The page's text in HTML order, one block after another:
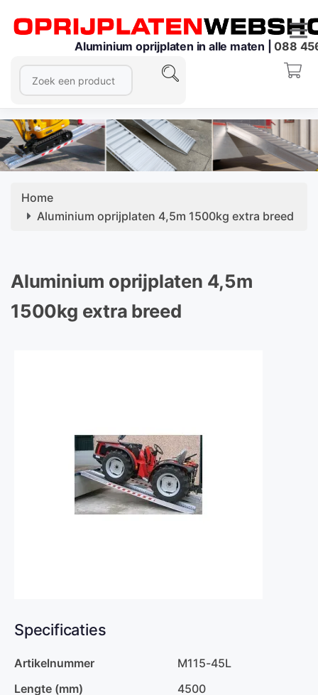
Aluminium oprijplaten in alle maten |088
Home
Aluminium oprijplaten 4,5m 1500kg extra breed
Aluminium oprijplaten 4,5m
1500kg extra breed
Specificaties
Artikelnummer
M115-45L
Lengte (mm)
4500